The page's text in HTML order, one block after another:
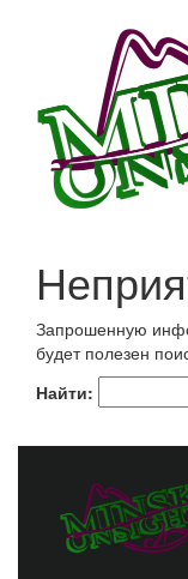
Запрошенную
будет полезен
Найти: